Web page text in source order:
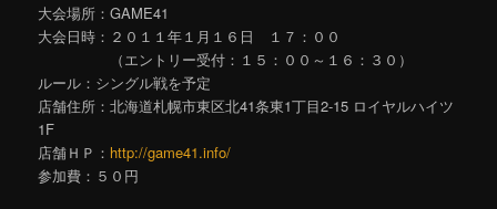
大会場所：GAME41
大会日時：２０１１年１月１６日 １７：００
（エントリー受付：１５：００～１６：３０）
ルール：シングル戦を予定
店舗住所：北海道札幌市東区北41条東1丁目2-15 ロイヤルハイツ
1F
店舗ＨＰ： http://game41.info/
参加費：５０円